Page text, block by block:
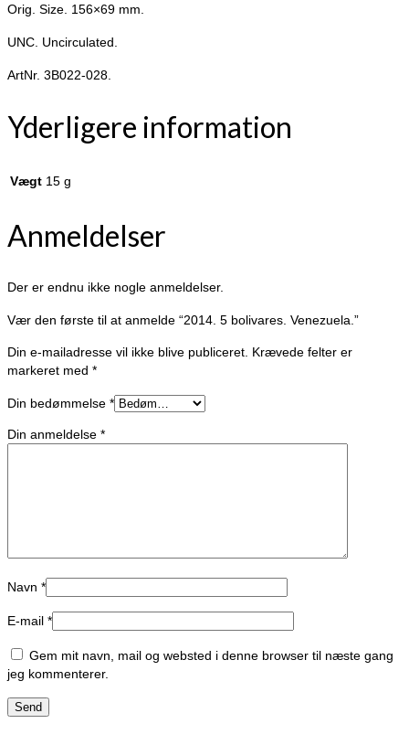
Orig. Size. 156×69 mm.
UNC. Uncirculated.
ArtNr. 3B022-028.
Yderligere information
Vægt 15 g
Anmeldelser
Der er endnu ikke nogle anmeldelser.
Vær den første til at anmelde “2014. 5 bolivares. Venezuela.”
Din e-mailadresse vil ikke blive publiceret. Krævede felter er
markeret med *
Din bedømmelse *
Din anmeldelse *
Navn *
E-mail *
Gem mit navn, mail og websted i denne browser til næste gang
jeg kommenterer.